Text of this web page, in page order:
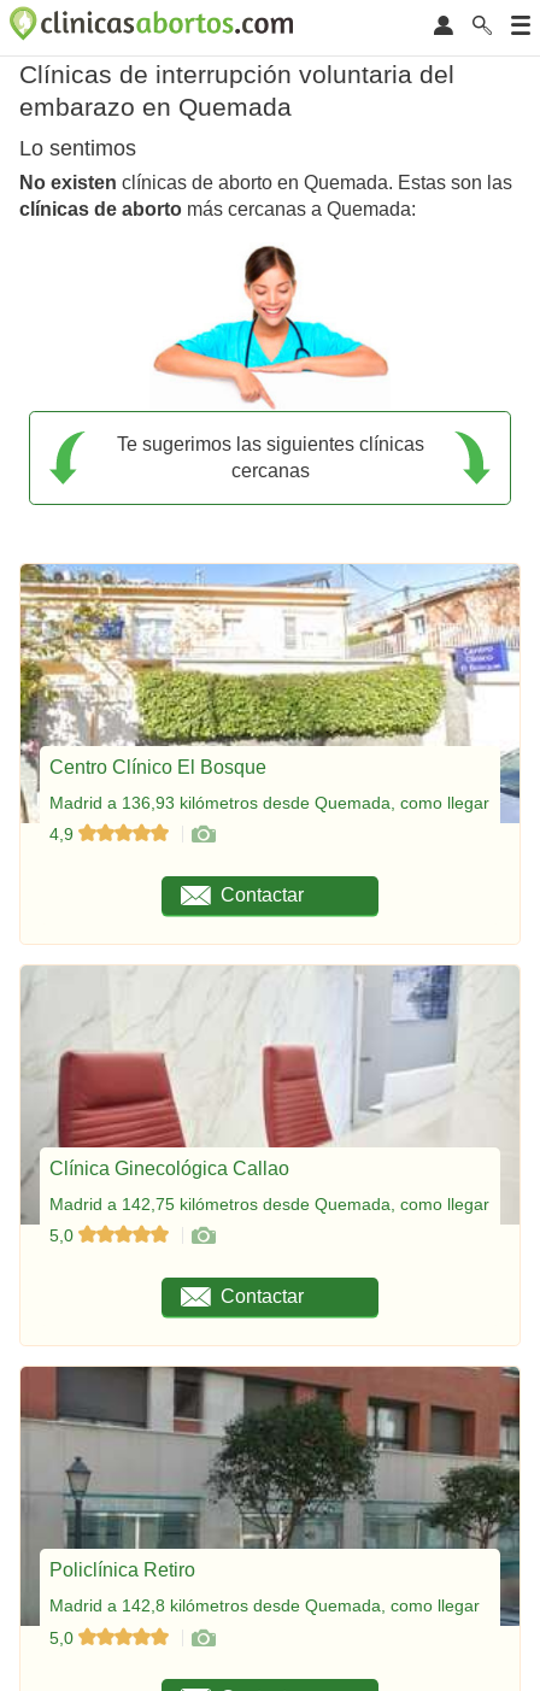
Clínicas de interrupción voluntaria del
embarazo en Quemada
Lo sentimos
No existen clínicas de aborto en Quemada. Estas son las
clínicas de aborto más cercanas a Quemada:
Te sugerimos las siguientes clínicas
cercanas
Centro Clínico El Bosque
Madrid a 136,93 kilómetros desde Quemada, como llegar
4,9
Contactar
Clínica Ginecológica Callao
Madrid a 142,75 kilómetros desde Quemada, como llegar
5,0
Contactar
Policlínica Retiro
Madrid a 142,8 kilómetros desde Quemada, como llegar
5,0